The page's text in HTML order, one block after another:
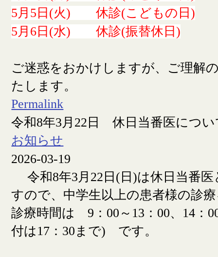
5月5日(火) 休診(こどもの日)
5月6日(水) 休診(振替休日)
ご迷惑をおかけしますが、ご理解
たします。
Permalink
令和8年3月22日 休日当番医につい
お知らせ
2026-03-19
令和8年3月22日(日)は休日当番
すので、中学生以上の患者様の診
診療時間は 9：00～13：00、14：
付は17：30まで) です。